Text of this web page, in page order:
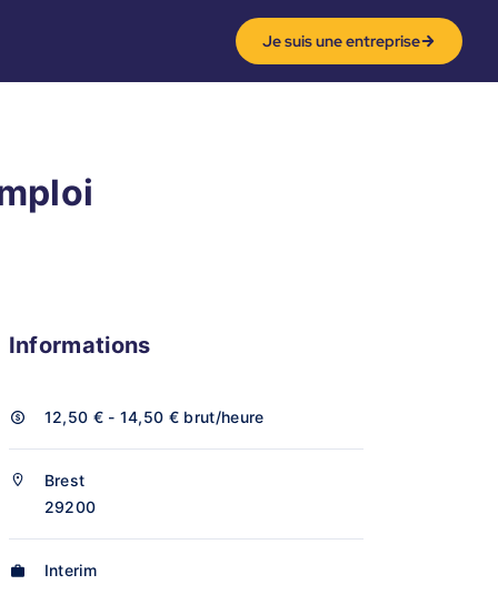
Je suis une entreprise
Informations
12,50 € - 14,50 € brut/heure
Brest
29200
Interim